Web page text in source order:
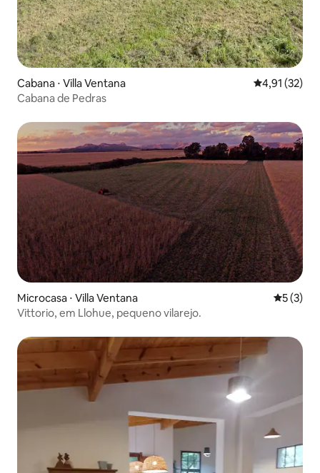
Cabana ⋅ Villa Ventana 4,91 de uma
4,91 (32)
Cabana de Pedras
Microcasa ⋅ Villa Ventana 5 de
5 (3)
Vittorio, em Llohue, pequeno vilarejo.